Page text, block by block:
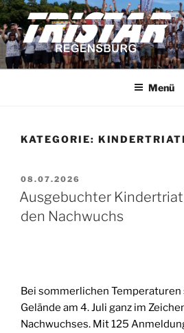
Zum
Inhalt
springen
TRISTAR
Triathleten der Stadt Regensburg e.V.
Menü
KATEGORIE:
VERÖFFENTLICHT
AM
08.07.2026
Ausgebuchter
den Nachwuchs
Bei sommerlichen Temperaturen
Gelände am 4. Juli ganz im
Nachwuchses. Mit 125